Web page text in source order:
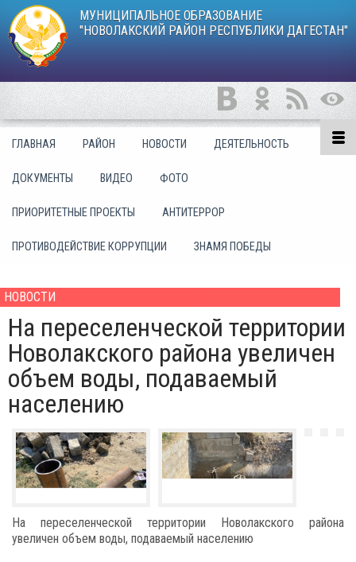
МУНИЦИПАЛЬНОЕ ОБРАЗОВАНИЕ
"НОВОЛАКСКИЙ РАЙОН РЕСПУБЛИКИ ДАГЕСТАН"
ГЛАВНАЯ РАЙОН НОВОСТИ ДЕЯТЕЛЬНОСТЬ
ДОКУМЕНТЫ ВИДЕО ФОТО
ПРИОРИТЕТНЫЕ ПРОЕКТЫ АНТИТЕРРОР
ПРОТИВОДЕЙСТВИЕ КОРРУПЦИИ ЗНАМЯ ПОБЕДЫ
НОВОСТИ
На переселенческой территории
Новолакского района увеличен
объем воды, подаваемый
населению
На переселенческой территории Новолакского района
увеличен объем воды, подаваемый населению